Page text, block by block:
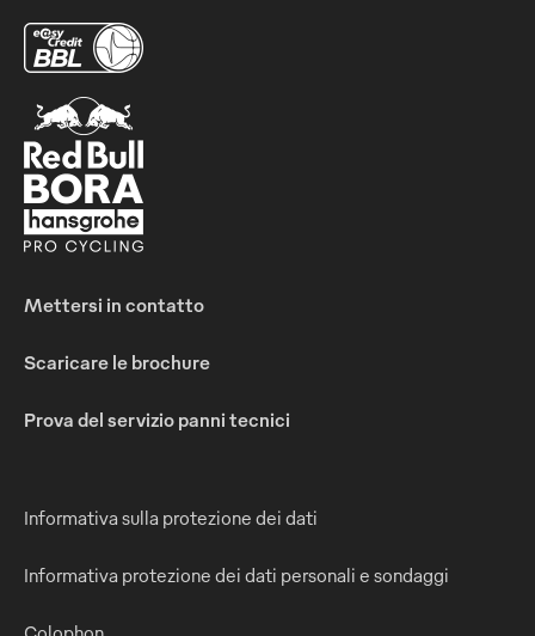
Mettersi in contatto
Scaricare le brochure
Prova del servizio panni tecnici
Informativa sulla protezione dei dati
Informativa protezione dei dati personali e sondaggi